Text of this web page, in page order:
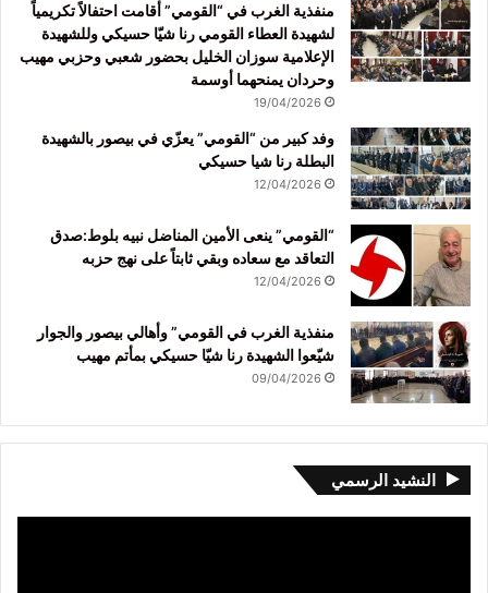
منفذية الغرب في “القومي” أقامت احتفالاً تكريمياً
لشهيدة العطاء القومي رنا شيّا حسيكي وللشهيدة
الإعلامية سوزان الخليل بحضور شعبي وحزبي مهيب
وحردان يمنحهما أوسمة
19/04/2026
وفد كبير من “القومي” يعزّي في بيصور بالشهيدة
البطلة رنا شيا حسيكي
12/04/2026
“القومي” ينعى الأمين المناضل نبيه بلوط:صدق
التعاقد مع سعاده وبقي ثابتاً على نهج حزبه
12/04/2026
منفذية الغرب في القومي” وأهالي بيصور والجوار
شيّعوا الشهيدة رنا شيّا حسيكي بمأتم مهيب
09/04/2026
النشيد الرسمي